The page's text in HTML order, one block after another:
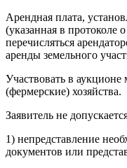
Арендная плата,
(указанная в протоколе
перечисляться
аренды земельного
Участвовать в аукционе
(фермерские) хозяйства.
Заявитель не
1) непредставление
документов или